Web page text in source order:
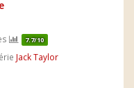
7.7/10
Jack Taylor